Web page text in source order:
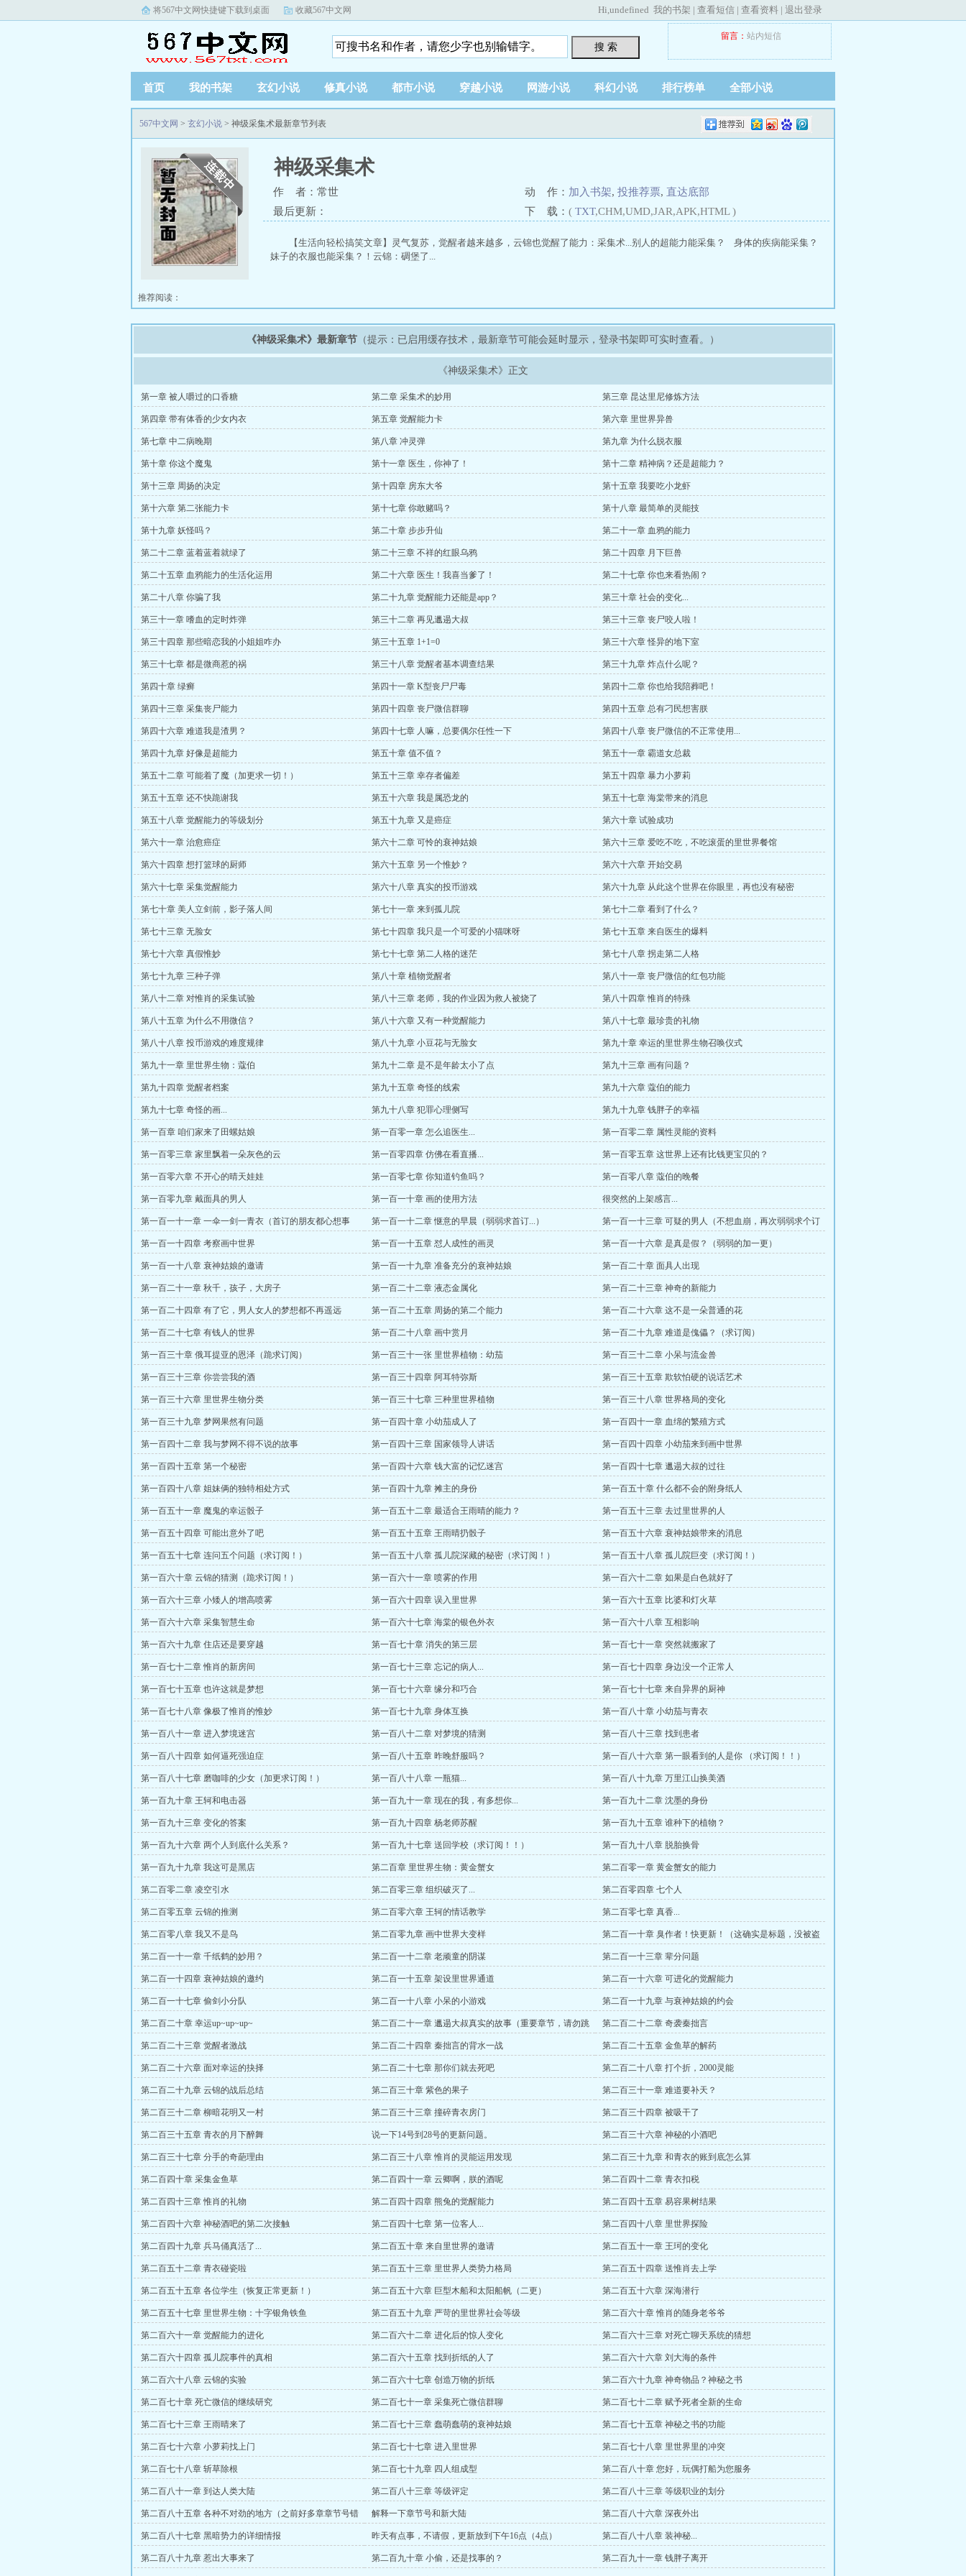
将567中文网快捷键下载到桌面 收藏567中文网 Hi,undefined 我的书架 | 查看短信 | 查看资料 | 退出登录
搜 索
留言： 站内短信
首页 我的书架 玄幻小说 修真小说 都市小说 穿越小说 网游小说 科幻小说 排行榜单 全部小说
567中文网 > 玄幻小说 > 神级采集术最新章节列表
神级采集术
作 者：常世 动 作： 加入书架, 投推荐票, 直达底部
最后更新：
下 载： ( TXT,CHM,UMD,JAR,APK,HTML )
【生活向轻松搞笑文章】灵气复苏，觉醒者越来越多，云锦也觉醒了能力：采集术...别人的超能力能采集？ 身体的疾病能采集？
妹子的衣服也能采集？！云锦：碉堡了...
推荐阅读：
《神级采集术》最新章节 （提示：已启用缓存技术，最新章节可能会延时显示，登录书架即可实时查看。）
《神级采集术》正文
第一章 被人嚼过的口香糖 第二章 采集术的妙用 第三章 昆达里尼修炼方法
第四章 带有体香的少女内衣 第五章 觉醒能力卡 第六章 里世界异兽
第七章 中二病晚期 第八章 冲灵弹 第九章 为什么脱衣服
第十章 你这个魔鬼 第十一章 医生，你神了！ 第十二章 精神病？还是超能力？
第十三章 周扬的决定 第十四章 房东大爷 第十五章 我要吃小龙虾
第十六章 第二张能力卡 第十七章 你敢赌吗？ 第十八章 最简单的灵能技
第十九章 妖怪吗？ 第二十章 步步升仙 第二十一章 血鸦的能力
第二十二章 蓝着蓝着就绿了 第二十三章 不祥的红眼乌鸦 第二十四章 月下巨兽
第二十五章 血鸦能力的生活化运用 第二十六章 医生！我喜当爹了！ 第二十七章 你也来看热闹？
第二十八章 你骗了我 第二十九章 觉醒能力还能是app？ 第三十章 社会的变化...
第三十一章 嗜血的定时炸弹 第三十二章 再见邋遢大叔 第三十三章 丧尸咬人啦！
第三十四章 那些暗恋我的小姐姐咋办 第三十五章 1+1=0 第三十六章 怪异的地下室
第三十七章 都是微商惹的祸 第三十八章 觉醒者基本调查结果 第三十九章 炸点什么呢？
第四十章 绿癣 第四十一章 K型丧尸尸毒 第四十二章 你也给我陪葬吧！
第四十三章 采集丧尸能力 第四十四章 丧尸微信群聊 第四十五章 总有刁民想害朕
第四十六章 难道我是渣男？ 第四十七章 人嘛，总要偶尔任性一下 第四十八章 丧尸微信的不正常使用...
第四十九章 好像是超能力 第五十章 值不值？ 第五十一章 霸道女总裁
第五十二章 可能着了魔（加更求一切！） 第五十三章 幸存者偏差 第五十四章 暴力小萝莉
第五十五章 还不快跪谢我 第五十六章 我是属恐龙的 第五十七章 海棠带来的消息
第五十八章 觉醒能力的等级划分 第五十九章 又是癌症 第六十章 试验成功
第六十一章 治愈癌症 第六十二章 可怜的衰神姑娘 第六十三章 爱吃不吃，不吃滚蛋的里世界餐馆
第六十四章 想打篮球的厨师 第六十五章 另一个惟妙？ 第六十六章 开始交易
第六十七章 采集觉醒能力 第六十八章 真实的投币游戏 第六十九章 从此这个世界在你眼里，再也没有秘密
第七十章 美人立剑前，影子落人间 第七十一章 来到孤儿院 第七十二章 看到了什么？
第七十三章 无脸女 第七十四章 我只是一个可爱的小猫咪呀 第七十五章 来自医生的爆料
第七十六章 真假惟妙 第七十七章 第二人格的迷茫 第七十八章 拐走第二人格
第七十九章 三种子弹 第八十章 植物觉醒者 第八十一章 丧尸微信的红包功能
第八十二章 对惟肖的采集试验 第八十三章 老师，我的作业因为救人被烧了 第八十四章 惟肖的特殊
第八十五章 为什么不用微信？ 第八十六章 又有一种觉醒能力 第八十七章 最珍贵的礼物
第八十八章 投币游戏的难度规律 第八十九章 小豆花与无脸女 第九十章 幸运的里世界生物召唤仪式
第九十一章 里世界生物：蔻伯 第九十二章 是不是年龄太小了点 第九十三章 画有问题？
第九十四章 觉醒者档案 第九十五章 奇怪的线索 第九十六章 蔻伯的能力
第九十七章 奇怪的画... 第九十八章 犯罪心理侧写 第九十九章 钱胖子的幸福
第一百章 咱们家来了田螺姑娘 第一百零一章 怎么追医生... 第一百零二章 属性灵能的资料
第一百零三章 家里飘着一朵灰色的云 第一百零四章 仿佛在看直播... 第一百零五章 这世界上还有比钱更宝贝的？
第一百零六章 不开心的晴天娃娃 第一百零七章 你知道钓鱼吗？ 第一百零八章 蔻伯的晚餐
第一百零九章 戴面具的男人 第一百一十章 画的使用方法 很突然的上架感言...
第一百一十一章 一伞一剑一青衣（首订的朋友都心想事
成！）
第一百一十二章 惬意的早晨（弱弱求首订...）
第一百一十三章 可疑的男人（不想血崩，再次弱弱求个订
阅...）
第一百一十四章 考察画中世界 第一百一十五章 怼人成性的画灵 第一百一十六章 是真是假？（弱弱的加一更）
第一百一十八章 衰神姑娘的邀请 第一百一十九章 准备充分的衰神姑娘 第一百二十章 面具人出现
第一百二十一章 秋千，孩子，大房子 第一百二十二章 液态金属化 第一百二十三章 神奇的新能力
第一百二十四章 有了它，男人女人的梦想都不再遥远 第一百二十五章 周扬的第二个能力 第一百二十六章 这不是一朵普通的花
第一百二十七章 有钱人的世界 第一百二十八章 画中赏月 第一百二十九章 难道是傀儡？（求订阅）
第一百三十章 俄耳提亚的恩泽（跪求订阅） 第一百三十一张 里世界植物：幼茄 第一百三十二章 小呆与流金兽
第一百三十三章 你尝尝我的酒 第一百三十四章 阿耳特弥斯 第一百三十五章 欺软怕硬的说话艺术
第一百三十六章 里世界生物分类 第一百三十七章 三种里世界植物 第一百三十八章 世界格局的变化
第一百三十九章 梦网果然有问题 第一百四十章 小幼茄成人了 第一百四十一章 血绵的繁殖方式
第一百四十二章 我与梦网不得不说的故事 第一百四十三章 国家领导人讲话 第一百四十四章 小幼茄来到画中世界
第一百四十五章 第一个秘密 第一百四十六章 钱大富的记忆迷宫 第一百四十七章 邋遢大叔的过往
第一百四十八章 姐妹俩的独特相处方式 第一百四十九章 摊主的身份 第一百五十章 什么都不会的附身纸人
第一百五十一章 魔鬼的幸运骰子 第一百五十二章 最适合王雨晴的能力？ 第一百五十三章 去过里世界的人
第一百五十四章 可能出意外了吧 第一百五十五章 王雨晴扔骰子 第一百五十六章 衰神姑娘带来的消息
第一百五十七章 连问五个问题（求订阅！） 第一百五十八章 孤儿院深藏的秘密（求订阅！） 第一百五十八章 孤儿院巨变（求订阅！）
第一百六十章 云锦的猜测（跪求订阅！） 第一百六十一章 喷雾的作用 第一百六十二章 如果是白色就好了
第一百六十三章 小矮人的增高喷雾 第一百六十四章 误入里世界 第一百六十五章 比婆和灯火草
第一百六十六章 采集智慧生命 第一百六十七章 海棠的银色外衣 第一百六十八章 互相影响
第一百六十九章 住店还是要穿越 第一百七十章 消失的第三层 第一百七十一章 突然就搬家了
第一百七十二章 惟肖的新房间 第一百七十三章 忘记的病人... 第一百七十四章 身边没一个正常人
第一百七十五章 也许这就是梦想 第一百七十六章 缘分和巧合 第一百七十七章 来自异界的厨神
第一百七十八章 像极了惟肖的惟妙 第一百七十九章 身体互换 第一百八十章 小幼茄与青衣
第一百八十一章 进入梦境迷宫 第一百八十二章 对梦境的猜测 第一百八十三章 找到患者
第一百八十四章 如何逼死强迫症 第一百八十五章 昨晚舒服吗？ 第一百八十六章 第一眼看到的人是你 （求订阅！！）
第一百八十七章 磨咖啡的少女（加更求订阅！） 第一百八十八章 一瓶猫... 第一百八十九章 万里江山换美酒
第一百九十章 王轲和电击器 第一百九十一章 现在的我，有多想你... 第一百九十二章 沈墨的身份
第一百九十三章 变化的答案 第一百九十四章 杨老师苏醒 第一百九十五章 谁种下的植物？
第一百九十六章 两个人到底什么关系？ 第一百九十七章 送回学校（求订阅！！） 第一百九十八章 脱胎换骨
第一百九十九章 我这可是黑店 第二百章 里世界生物：黄金蟹女 第二百零一章 黄金蟹女的能力
第二百零二章 凌空引水 第二百零三章 组织破灭了... 第二百零四章 七个人
第二百零五章 云锦的推测 第二百零六章 王轲的情话教学 第二百零七章 真香...
第二百零八章 我又不是鸟 第二百零九章 画中世界大变样
第二百一十章 臭作者！快更新！（这确实是标题，没被盗
号）
第二百一十一章 千纸鹤的妙用？ 第二百一十二章 老顽童的阴谋 第二百一十三章 辈分问题
第二百一十四章 衰神姑娘的邀约 第二百一十五章 架设里世界通道 第二百一十六章 可进化的觉醒能力
第二百一十七章 偷剑小分队 第二百一十八章 小呆的小游戏 第二百一十九章 与衰神姑娘的约会
第二百二十章 幸运up~up~up~
第二百二十一章 邋遢大叔真实的故事（重要章节，请勿跳
过）
第二百二十二章 奇袭秦拙言
第二百二十三章 觉醒者激战 第二百二十四章 秦拙言的背水一战 第二百二十五章 金鱼草的解药
第二百二十六章 面对幸运的抉择 第二百二十七章 那你们就去死吧 第二百二十八章 打个折，2000灵能
第二百二十九章 云锦的战后总结 第二百三十章 紫色的果子 第二百三十一章 难道要补天？
第二百三十二章 柳暗花明又一村 第二百三十三章 撞碎青衣房门 第二百三十四章 被吸干了
第二百三十五章 青衣的月下醉舞 说一下14号到28号的更新问题。 第二百三十六章 神秘的小酒吧
第二百三十七章 分手的奇葩理由 第二百三十八章 惟肖的灵能运用发现 第二百三十九章 和青衣的账到底怎么算
第二百四十章 采集金鱼草 第二百四十一章 云卿啊，朕的酒呢 第二百四十二章 青衣扣税
第二百四十三章 惟肖的礼物 第二百四十四章 熊兔的觉醒能力 第二百四十五章 易容果树结果
第二百四十六章 神秘酒吧的第二次接触 第二百四十七章 第一位客人... 第二百四十八章 里世界探险
第二百四十九章 兵马俑真活了... 第二百五十章 来自里世界的邀请 第二百五十一章 王珂的变化
第二百五十二章 青衣碰瓷啦 第二百五十三章 里世界人类势力格局 第二百五十四章 送惟肖去上学
第二百五十五章 各位学生（恢复正常更新！） 第二百五十六章 巨型木船和太阳船帆（二更） 第二百五十六章 深海潜行
第二百五十七章 里世界生物：十字银角铁鱼 第二百五十九章 严苛的里世界社会等级 第二百六十章 惟肖的随身老爷爷
第二百六十一章 觉醒能力的进化 第二百六十二章 进化后的惊人变化 第二百六十三章 对死亡聊天系统的猜想
第二百六十四章 孤儿院事件的真相 第二百六十五章 找到折纸的人了 第二百六十六章 刘大海的条件
第二百六十八章 云锦的实验 第二百六十七章 创造万物的折纸 第二百六十九章 神奇物品？神秘之书
第二百七十章 死亡微信的继续研究 第二百七十一章 采集死亡微信群聊 第二百七十二章 赋予死者全新的生命
第二百七十三章 王雨晴来了 第二百七十三章 蠢萌蠢萌的衰神姑娘 第二百七十五章 神秘之书的功能
第二百七十六章 小萝莉找上门 第二百七十七章 进入里世界 第二百七十八章 里世界里的冲突
第二百七十八章 斩草除根 第二百七十九章 四人组成型 第二百八十章 您好，玩偶打船为您服务
第二百八十一章 到达人类大陆 第二百八十三章 等级评定 第二百八十三章 等级职业的划分
第二百八十五章 各种不对劲的地方（之前好多章章节号错
了，内容没错）
解释一下章节号和新大陆 第二百八十六章 深夜外出
第二百八十七章 黑暗势力的详细情报 昨天有点事，不请假，更新放到下午16点（4点） 第二百八十八章 装神秘...
第二百八十九章 惹出大事来了 第二百九十章 小偷，还是找事的？ 第二百九十一章 钱胖子离开